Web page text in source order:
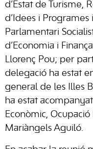
d’Estat de Turisme,
d’Idees i
Parlamentari
d’Economia i
Llorenç Pou; per
delegació ha estat
general de les Illes
ha estat
Econòmic, Ocupació
Mariàngels Aguiló.